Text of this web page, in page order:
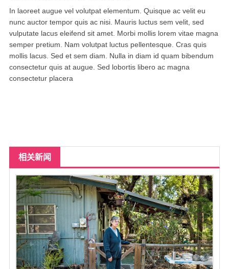
北卡罗来纳州
宾夕法尼亚州
康涅狄格州
明尼苏达州
丹佛
菲尼克斯
In laoreet augue vel volutpat elementum. Quisque ac velit eu
nunc auctor tempor quis ac nisi. Mauris luctus sem velit, sed
vulputate lacus eleifend sit amet. Morbi mollis lorem vitae magna
semper pretium. Nam volutpat luctus pellentesque. Cras quis
mollis lacus. Sed et sem diam. Nulla in diam id quam bibendum
consectetur quis at augue. Sed lobortis libero ac magna
consectetur placera
相关新闻